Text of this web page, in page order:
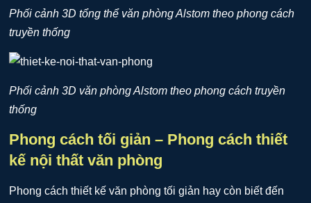
Phối cảnh 3D tổng thể văn phòng Alstom theo phong cách
truyền thống
Phối cảnh 3D văn phòng Alstom theo phong cách truyền
thống
Phong cách tối giản – Phong cách thiết
kế nội thất văn phòng
Phong cách thiết kế văn phòng tối giản hay còn biết đến